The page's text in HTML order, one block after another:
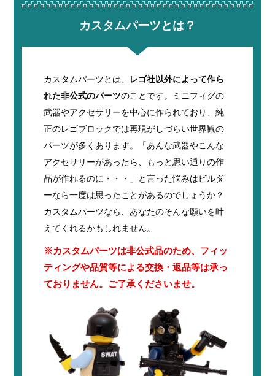
カスタムパーツとは？
カスタムパーツとは、
レゴ社以外によって作ら
れた非公式のパーツのことです。ミニフィグの
武器やアクセサリーを中心に作られており、純
正のレゴブロックでは再現がしづらい世界観の
パーツが多くあります。「あんな武器やこんな
アクセサリーがあったら、もっと思い通りの作
品が作れるのに・・・」と言った悩みはビルダ
ーなら一度は思ったことがあるのでしょうか？
カスタムパーツなら、あなたのそんな願いを叶
えてくれるかもしれません。
※カスタムパーツは非公式品のため、フィッ
ティングや品質等による交換・返品等は承っ
ておりません。ご了承くださいませ。